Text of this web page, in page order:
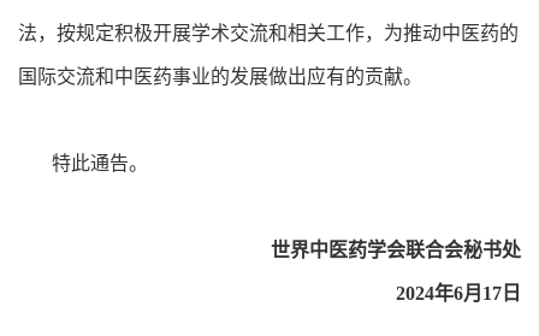
法，按规定积极开展学术交流和相关工作，为推动中医药的
国际交流和中医药事业的发展做出应有的贡献。
特此通告。
世界中医药学会联合会秘书处
2024年6月17日